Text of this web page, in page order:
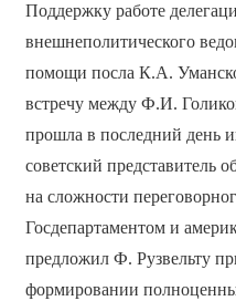
Поддержку работе
внешнеполитического
помощи посла К.А.
встречу между Ф.И.
прошла в последний день
советский представитель
на сложности
Госдепартаментом и
предложил Ф. Рузвельту
формировании